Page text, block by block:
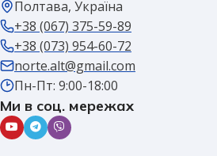
Полтава, Україна
+38 (067) 375-59-89
+38 (073) 954-60-72
norte.alt@gmail.com
Пн-Пт: 9:00-18:00
Ми в соц. мережах